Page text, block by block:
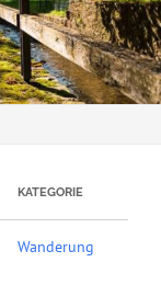
KATEGORIE
Wanderung